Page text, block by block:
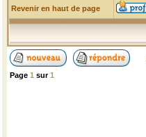
Revenir en haut de page
Page 1 sur1